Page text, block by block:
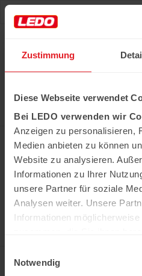
Zustimmung
Diese Webseite verwendet
Bei LEDO verwenden wir
Anzeigen zu personalisieren,
Medien anbieten zu können
Website zu analysieren.
Informationen zu Ihrer
unsere Partner für soziale
Analysen weiter. Unsere
Informationen
haben.
Notwendig
Alle notwendigen Produkte
unserer Supermärkte Ledo
Erfahren Sie mehr
In der Kühweid 2a D-
Huttenheim
ledo.informiert@ledo-
der gesamte Inhalt sind
geschützt.